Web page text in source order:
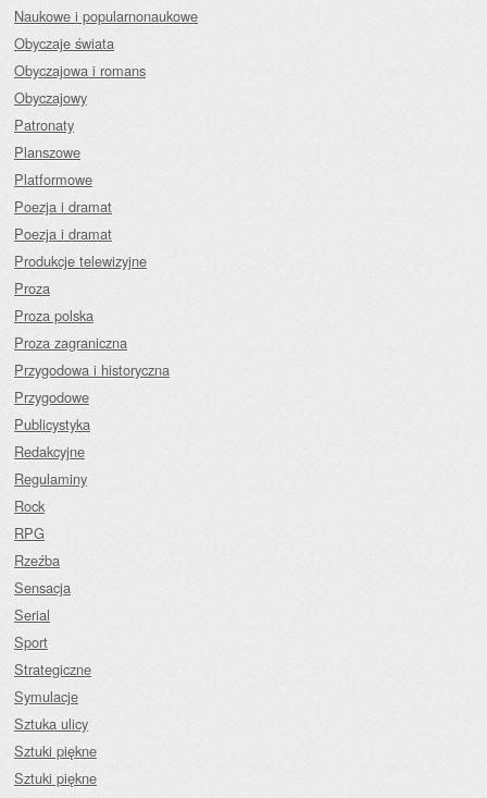
Naukowe i popularnonaukowe
Obyczaje świata
Obyczajowa i romans
Obyczajowy
Patronaty
Planszowe
Platformowe
Poezja i dramat
Poezja i dramat
Produkcje telewizyjne
Proza
Proza polska
Proza zagraniczna
Przygodowa i historyczna
Przygodowe
Publicystyka
Redakcyjne
Regulaminy
Rock
RPG
Rzeźba
Sensacja
Serial
Sport
Strategiczne
Symulacje
Sztuka ulicy
Sztuki piękne
Sztuki piękne